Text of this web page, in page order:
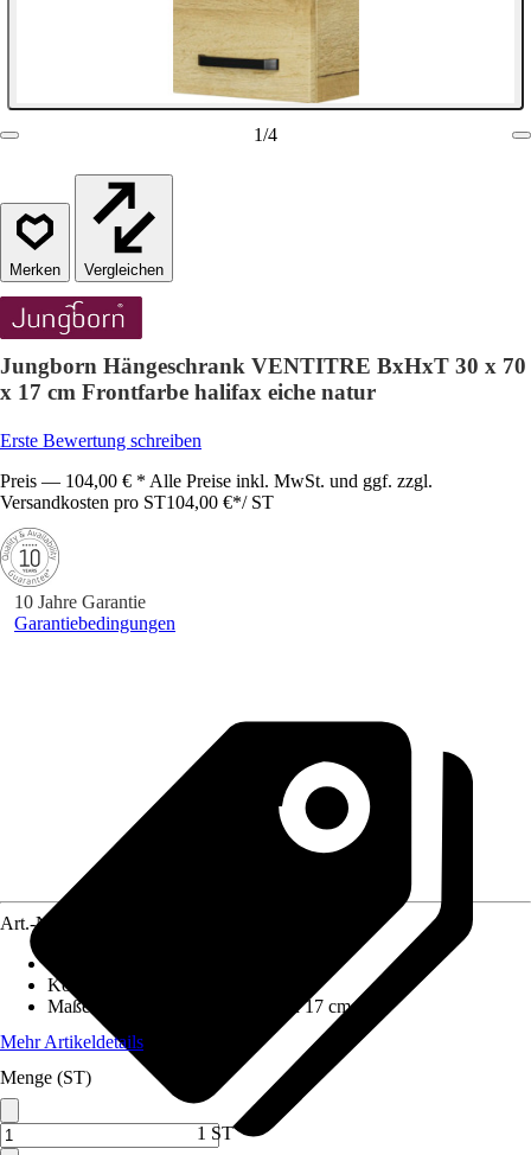
1/4
Vergleichen
Jungborn Hängeschrank VENTITRE BxHxT 30 x 70
x 17 cm Frontfarbe halifax eiche natur
Erste Bewertung schreiben
Preis — 104,00 € * Alle Preise inkl. MwSt. und ggf. zzgl.
Versandkosten pro ST104,00 €*/ ST
10 Jahre Garantie
Garantiebedingungen
Art.-Nr.
Korpusfarbe
Maße (BxHxT)
30 cm x 70 cm x 17 cm
Mehr Artikeldetails
Menge (ST)
1 ST